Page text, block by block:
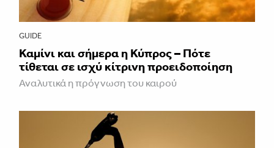
GUIDE
Καμίνι και σήμερα η Κύπρος – Πότε
τίθεται σε ισχύ κίτρινη προειδοποίηση
Αναλυτικά η πρόγνωση του καιρού